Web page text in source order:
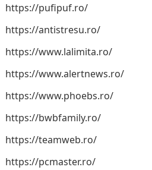
https://pufipuf.ro/
https://antistresu.ro/
https://www.lalimita.ro/
https://www.alertnews.ro/
https://www.phoebs.ro/
https://bwbfamily.ro/
https://teamweb.ro/
https://pcmaster.ro/